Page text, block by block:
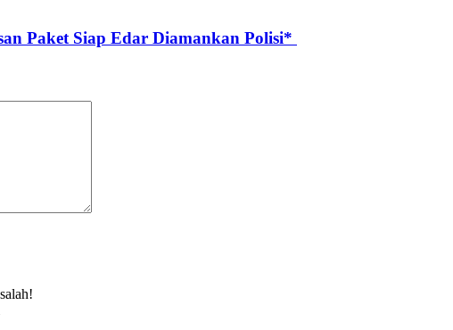
Paket Siap Edar Diamankan Polisi*